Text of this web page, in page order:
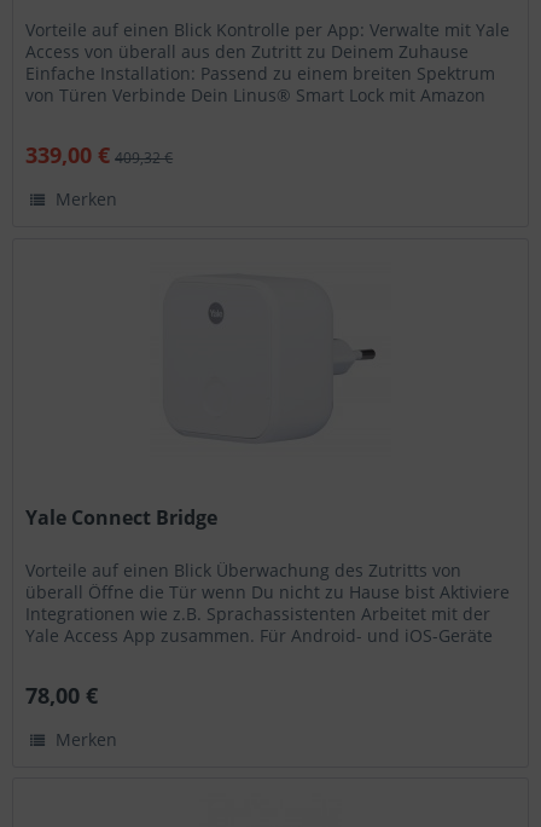
Vorteile auf einen Blick Kontrolle per App: Verwalte mit Yale
Access von überall aus den Zutritt zu Deinem Zuhause
Einfache Installation: Passend zu einem breiten Spektrum
von Türen Verbinde Dein Linus® Smart Lock mit Amazon
339,00 € 409,32 €
Merken
Yale Connect Bridge
Vorteile auf einen Blick Überwachung des Zutritts von
überall Öffne die Tür wenn Du nicht zu Hause bist Aktiviere
Integrationen wie z.B. Sprachassistenten Arbeitet mit der
Yale Access App zusammen. Für Android- und iOS-Geräte
78,00 €
Merken